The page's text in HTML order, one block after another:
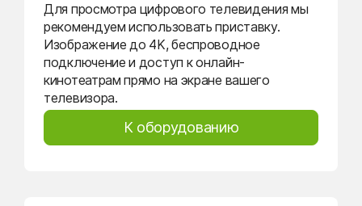
Для просмотра цифрового телевидения мы
рекомендуем использовать приставку.
Изображение до 4K, беспроводное
подключение и доступ к онлайн-
кинотеатрам прямо на экране вашего
телевизора.
К оборудованию